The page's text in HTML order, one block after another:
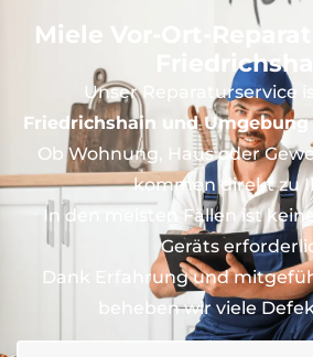
Miele Vor-Ort-
Unser Reparaturservice
Friedrichshain und Umgebung
Ob Wohnung, Haus oder
kommen direkt zu
In den meisten Fällen ist
Geräts
Dank Erfahrung und
beheben wir viele